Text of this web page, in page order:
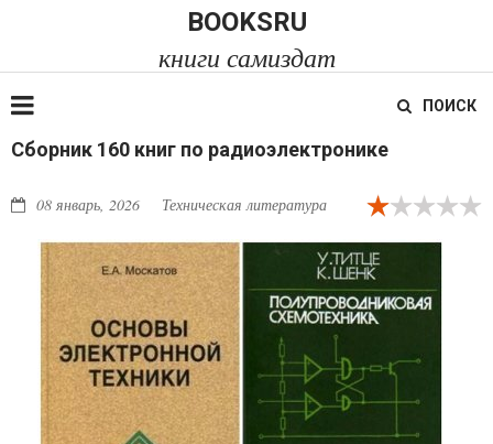
BOOKSRU
книги самиздат
ПОИСК
Сборник 160 книг по радиоэлектронике
08 январь, 2026 Техническая литература